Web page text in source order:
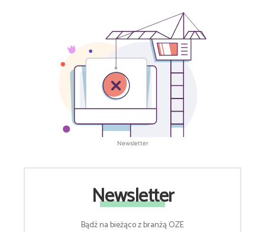
Newsletter
Newsletter
Bądź na bieżąco z branżą OZE